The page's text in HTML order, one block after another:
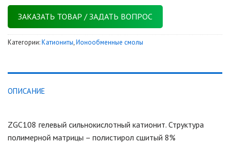
ЗАКАЗАТЬ ТОВАР / ЗАДАТЬ ВОПРОС
Категории:Катиониты,Ионообменные смолы
ОПИСАНИЕ
ZGC108 гелевый сильнокислотный катионит. Структура
полимерной матрицы – полистирол сшитый 8%